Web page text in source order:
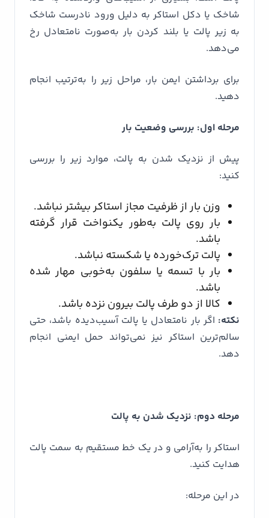
شاخک یا دکل استاکر به دلیل ورود نادرست شاخک
به زیر پالت یا بلند کردن بار به‌صورت نامتعادل رخ
می‌دهد.
برای برداشتن ایمن بار، مراحل زیر را به‌ترتیب انجام
دهید.
مرحله اول: بررسی وضعیت بار
پیش از نزدیک شدن به پالت، موارد زیر را بررسی
کنید:
وزن بار از ظرفیت مجاز استاکر بیشتر نباشد.
بار روی پالت به‌طور یکنواخت قرار گرفته
باشد.
پالت ترک‌خورده یا شکسته نباشد.
بار با تسمه یا سلفون به‌خوبی مهار شده
باشد.
کالا از دو طرف پالت بیرون نزده باشد.
نکته: اگر بار نامتعادل یا پالت آسیب‌دیده باشد، حتی
سالم‌ترین استاکر نیز نمی‌تواند حمل ایمنی انجام
دهد.
مرحله دوم: نزدیک شدن به پالت
استاکر را به‌آرامی و در یک خط مستقیم به سمت پالت
هدایت کنید.
در این مرحله: